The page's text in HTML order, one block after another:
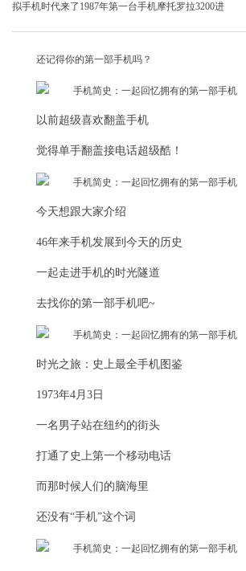
拟手机时代来了1987年第一台手机摩托罗拉3200进
还记得你的第一部手机吗？
以前超级喜欢翻盖手机
觉得单手翻盖接电话超级酷！
今天想跟大家介绍
46年来手机发展到今天的历史
一起走进手机的时光隧道
去找你的第一部手机吧~
时光之旅：史上最全手机图鉴
1973年4月3日
一名男子站在纽约的街头
打通了史上第一个移动电话
而那时候人们的脑海里
还没有“手机”这个词